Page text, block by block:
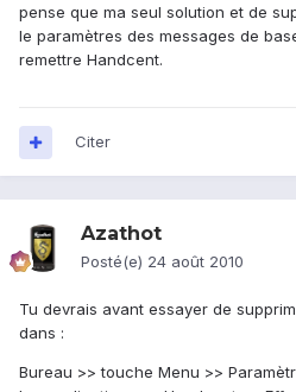
pense que ma seul solution et de
le paramètres des messages de
remettre Handcent.
Citer
Azathot
Posté(e) 24 août 2010
Tu devrais avant essayer de
dans :
Bureau >> touche Menu >>